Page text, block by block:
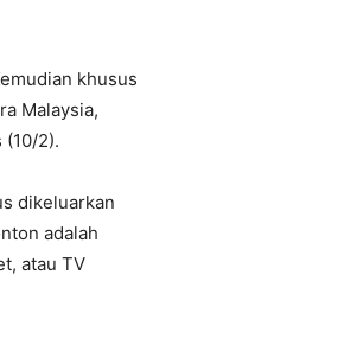
khusus
Malaysia,
(10/2).
dikeluarkan
adalah
atau TV